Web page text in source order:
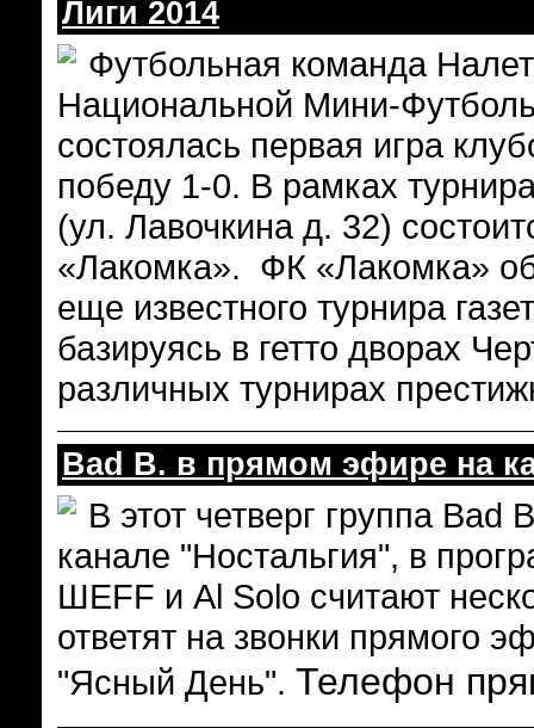
Лиги 2014
Футбольная команда
Национальной Мини-
состоялась первая игра
победу 1-0. В рамках
(ул. Лавочкина д. 32)
«Лакомка». ФК «Лакомка»
еще известного турнира
базируясь в гетто дворах
различных турнирах
Bad B. в прямом эфире на
В этот четверг группа
канале "Ностальгия", в
ШЕFF и Al Solo считают
ответят на звонки прямого
"Ясный День". Телефон